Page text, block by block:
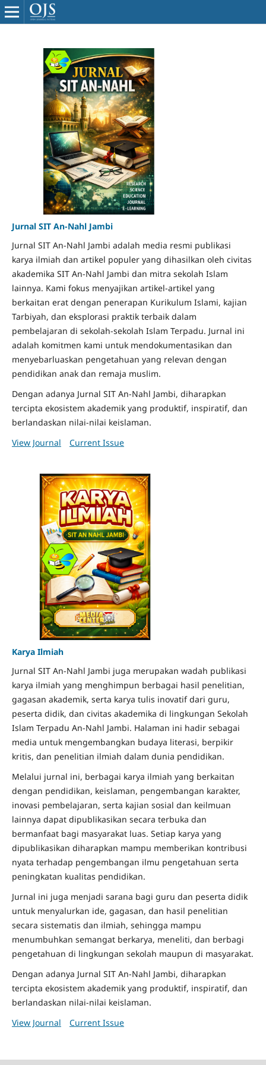
Jurnal SIT An-Nahl Jambi
Jurnal SIT An-Nahl Jambi adalah media resmi publikasi
karya ilmiah dan artikel populer yang dihasilkan oleh civitas
akademika SIT An-Nahl Jambi dan mitra sekolah Islam
lainnya. Kami fokus menyajikan artikel-artikel yang
berkaitan erat dengan penerapan Kurikulum Islami, kajian
Tarbiyah, dan eksplorasi praktik terbaik dalam
pembelajaran di sekolah-sekolah Islam Terpadu. Jurnal ini
adalah komitmen kami untuk mendokumentasikan dan
menyebarluaskan pengetahuan yang relevan dengan
pendidikan anak dan remaja muslim.
Dengan adanya Jurnal SIT An-Nahl Jambi, diharapkan
tercipta ekosistem akademik yang produktif, inspiratif, dan
berlandaskan nilai-nilai keislaman.
View Journal
Current Issue
Karya Ilmiah
Jurnal SIT An-Nahl Jambi juga merupakan wadah publikasi
karya ilmiah yang menghimpun berbagai hasil penelitian,
gagasan akademik, serta karya tulis inovatif dari guru,
peserta didik, dan civitas akademika di lingkungan Sekolah
Islam Terpadu An-Nahl Jambi. Halaman ini hadir sebagai
media untuk mengembangkan budaya literasi, berpikir
kritis, dan penelitian ilmiah dalam dunia pendidikan.
Melalui jurnal ini, berbagai karya ilmiah yang berkaitan
dengan pendidikan, keislaman, pengembangan karakter,
inovasi pembelajaran, serta kajian sosial dan keilmuan
lainnya dapat dipublikasikan secara terbuka dan
bermanfaat bagi masyarakat luas. Setiap karya yang
dipublikasikan diharapkan mampu memberikan kontribusi
nyata terhadap pengembangan ilmu pengetahuan serta
peningkatan kualitas pendidikan.
Jurnal ini juga menjadi sarana bagi guru dan peserta didik
untuk menyalurkan ide, gagasan, dan hasil penelitian
secara sistematis dan ilmiah, sehingga mampu
menumbuhkan semangat berkarya, meneliti, dan berbagi
pengetahuan di lingkungan sekolah maupun di masyarakat.
Dengan adanya Jurnal SIT An-Nahl Jambi, diharapkan
tercipta ekosistem akademik yang produktif, inspiratif, dan
berlandaskan nilai-nilai keislaman.
View Journal
Current Issue